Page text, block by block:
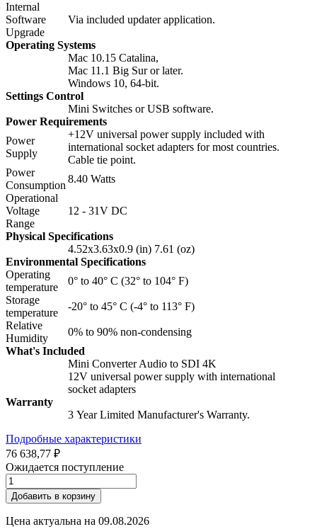
Internal
Software
Upgrade
Via included updater application.
Operating Systems
Mac 10.15 Catalina,
Mac 11.1 Big Sur or later.
Windows 10, 64-bit.
Settings Control
Mini Switches or USB software.
Power Requirements
Power
Supply
+12V universal power supply included with
international socket adapters for most countries.
Cable tie point.
Power
Consumption
8.40 Watts
Operational
Voltage
Range
12 ‑ 31V DC
Physical Specifications
4.52x3.63x0.9 (in) 7.61 (oz)
Environmental Specifications
Operating
temperature
0° to 40° C (32° to 104° F)
Storage
temperature
-20° to 45° C (-4° to 113° F)
Relative
Humidity
0% to 90% non‑condensing
What's Included
Mini Converter Audio to SDI 4K
12V universal power supply with international
socket adapters
Warranty
3 Year Limited Manufacturer's Warranty.
Подробные характеристики
76 638,77 ₽
Ожидается поступление
Добавить в корзину
Цена актуальна на 09.08.2026